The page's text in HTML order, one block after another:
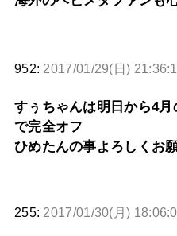
952: 2017/01/29(日)
すぅちゃんは明日から4
で完全オフ
ひめたんの事よろしくお
255: 2017/01/30(月)